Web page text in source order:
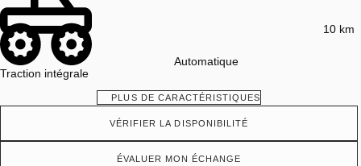
Traction intégrale
Automatique
10 km
PLUS DE CARACTÉRISTIQUES
VÉRIFIER LA DISPONIBILITÉ
ÉVALUER MON ÉCHANGE